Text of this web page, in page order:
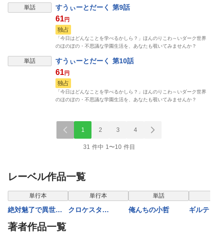
単話 すうぃーとだーく 第9話
61円
独占
「今日はどんなことを学べるかしら？」ほんのりこわ～いダーク世界
のほのぼの・不思議な学園生活を、あなたも覗いてみませんか？
単話 すうぃーとだーく 第10話
61円
独占
「今日はどんなことを学べるかしら？」ほんのりこわ～いダーク世界
のほのぼの・不思議な学園生活を、あなたも覗いてみませんか？
1 2 3 4
31 件中 1〜10 件目
レーベル作品一覧
表示制限中
単行本
絶対魅了で異世界
攻略！～高慢女わ
からせハーレム計
単行本
クロケスタ
単話
俺んちの小哲
ギルテ
著者作品一覧